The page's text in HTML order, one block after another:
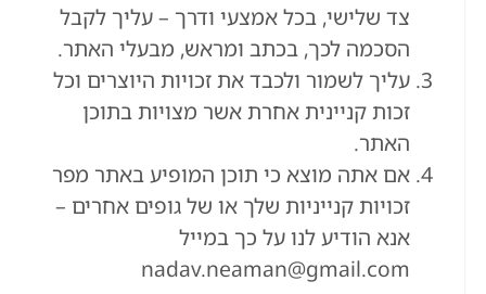
צד שלישי, בכל אמצעי ודרך – עליך לקבל
הסכמה לכך, בכתב ומראש, מבעלי האתר.
עליך לשמור ולכבד את זכויות היוצרים וכל
זכות קניינית אחרת אשר מצויות בתוכן
האתר.
אם אתה מוצא כי תוכן המופיע באתר מפר
זכויות קנייניות שלך או של גופים אחרים –
אנא הודיע לנו על כך במייל
nadav.neaman@gmail.com